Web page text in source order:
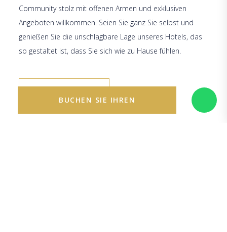
BUCHEN SIE IHREN
Community stolz mit offenen Armen und exklusiven
Angeboten willkommen. Seien Sie ganz Sie selbst und
genießen Sie die unschlagbare Lage unseres Hotels, das
so gestaltet ist, dass Sie sich wie zu Hause fühlen.